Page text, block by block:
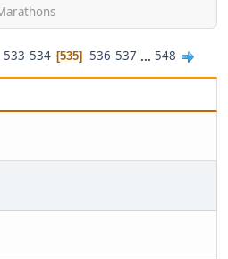
533 534 535 536 537 ... 548